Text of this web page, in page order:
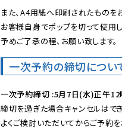
また、A4用紙へ印刷されたものを
お客様自身でポップを切って使用
予めご了承の程、お願い致します。
一次予約の締切につい
一次予約締切 :5月7日(水)正午12
締切を過ぎた場合キャンセルはで
よくご検討いただいてからご予約を